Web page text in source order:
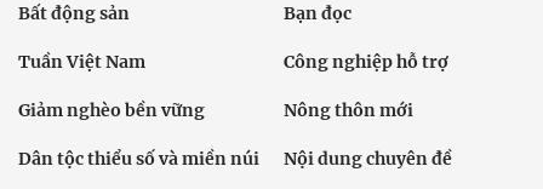
Bất động sản Bạn đọc
Tuần Việt Nam Công nghiệp hỗ trợ
Giảm nghèo bền vững Nông thôn mới
Dân tộc thiểu số và miền núi Nội dung chuyên đề